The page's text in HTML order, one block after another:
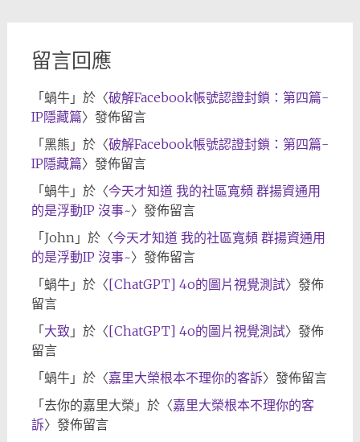
留言回應
「蝸牛」於〈破解Facebook帳號認證封鎖：第四篇-
IP隱藏篇〉發佈留言
「黑熊 」於〈破解Facebook帳號認證封鎖：第四篇-
IP隱藏篇〉發佈留言
「蝸牛」於〈今天才知道 我的社區寬頻 群揚資通用
的是浮動IP 沒事~〉發佈留言
「John 」於〈今天才知道 我的社區寬頻 群揚資通用
的是浮動IP 沒事~〉發佈留言
「蝸牛」於〈[ChatGPT] 4o的圖片視覺測試〉發佈
留言
「大致 」於〈[ChatGPT] 4o的圖片視覺測試〉發佈
留言
「蝸牛」於〈嘉里大榮根本不理你的客訴〉發佈留言
「去你的嘉里大榮 」於〈嘉里大榮根本不理你的客
訴〉發佈留言